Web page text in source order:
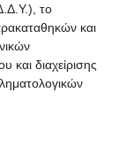
το
και
και διαχείρισης